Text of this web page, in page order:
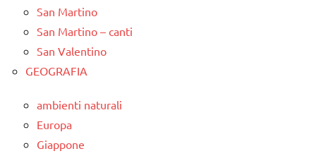
San Martino
San Martino – canti
San Valentino
GEOGRAFIA
ambienti naturali
Europa
Giappone